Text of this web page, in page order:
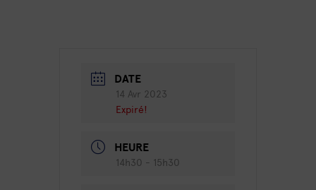
DATE
14 Avr 2023
Expiré!
HEURE
14h30 - 15h30